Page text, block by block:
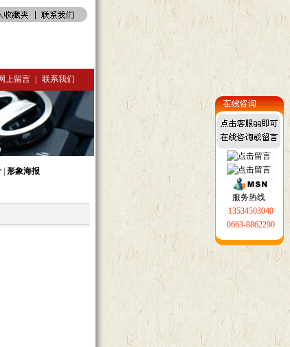
服务热线
13534503040
0663-8862290
上留言 联系我们
形象海报